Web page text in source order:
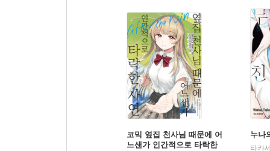
코믹 옆집 천사님 때문에 어
느샌가 인간적으로 타락한
누나
타카